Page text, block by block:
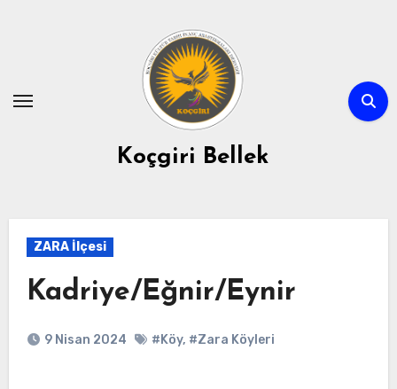
Koçgiri Bellek
ZARA İlçesi
Kadriye/Eğnir/Eynir
9 Nisan 2024 #Köy, #Zara Köyleri